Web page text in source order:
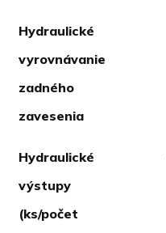
Hydraulické
vyrovnávanie
zadného
zavesenia
Hydraulické
výstupy
(ks/počet